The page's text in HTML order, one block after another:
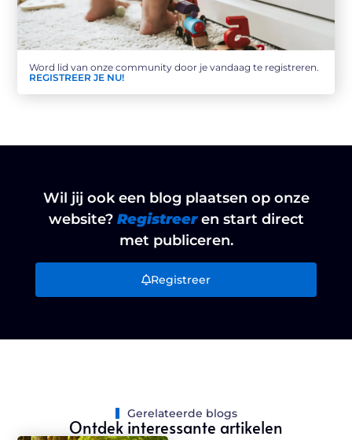
Word lid van onze community door je vandaag te registreren.
REGISTREER JE NU!
Wil jij ook een blog plaatsen op onze
website? Registreer en start direct
met publiceren.
Registreer
Gerelateerde blogs
Ontdek interessante artikelen